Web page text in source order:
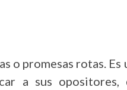
o promesas rotas.
a sus opositores,